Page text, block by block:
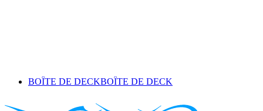
BOÎTE DE DECKBOÎTE DE DECK